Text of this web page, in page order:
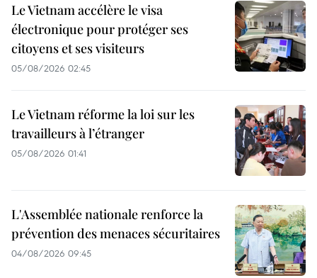
Le Vietnam accélère le visa
électronique pour protéger ses
citoyens et ses visiteurs
05/08/2026 02:45
Le Vietnam réforme la loi sur les
travailleurs à l’étranger
05/08/2026 01:41
L'Assemblée nationale renforce la
prévention des menaces sécuritaires
04/08/2026 09:45